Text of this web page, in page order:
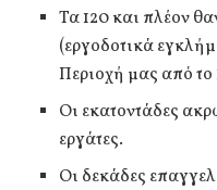
Τα 120 και πλέον
(εργοδοτικά
Περιοχή μας από το
Οι εκατοντάδες
εργάτες.
Οι δεκάδες